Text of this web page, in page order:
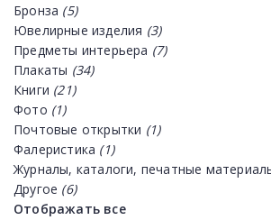
Бронза (5)
Ювелирные изделия (3)
Предметы интерьера (7)
Плакаты (34)
Книги (21)
Фото (1)
Почтовые открытки (1)
Фалеристика (1)
Журналы, каталоги, печатные
Другое (6)
Отображать все